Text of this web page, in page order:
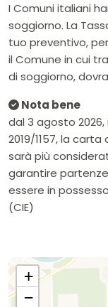
I Comuni italiani
soggiorno. La
tuo preventivo,
il Comune in cui
di soggiorno,
Nota bene
dal 3 agosto
2019/1157, la
sarà più
garantire
essere in
(CIE)
+
−